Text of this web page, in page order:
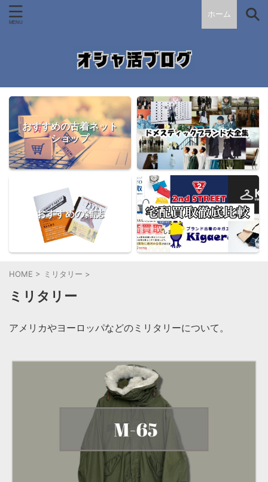
ホーム
おすすめの古着ネット
ショップ
おすすめの雑誌
HOME > ミリタリー >
ミリタリー
アメリカやヨーロッパなどのミリタリーについて。